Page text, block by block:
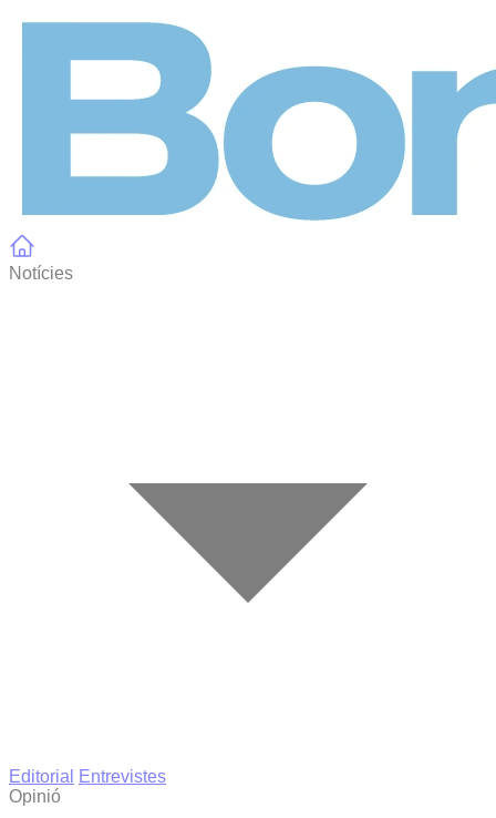
Notícies
Editorial
Entrevistes
Opinió